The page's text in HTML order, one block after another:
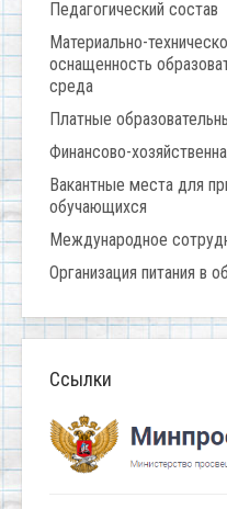
Педагогический состав
Материально-
оснащенность
среда
Платные
Финансово-
Вакантные места для
обучающихся
Международное
Организация питания в
Ссылки